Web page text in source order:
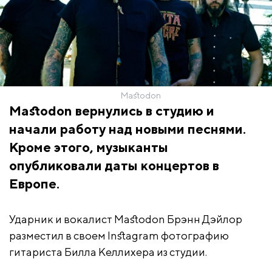
Mastodon
Mastodon вернулись в студию и
начали работу над новыми песнями.
Кроме этого, музыканты
опубликовали даты концертов в
Европе.
Ударник и вокалист Mastodon Брэнн Дэйлор
разместил в своем Instagram фотографию
гитариста Билла Келлихера из студии.